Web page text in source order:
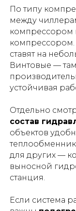
По типу
между
компрессором
ставят на
Винтовые —
устойчивая
Отдельно
состав
объектов
для других —
выносной
станция.
Если система